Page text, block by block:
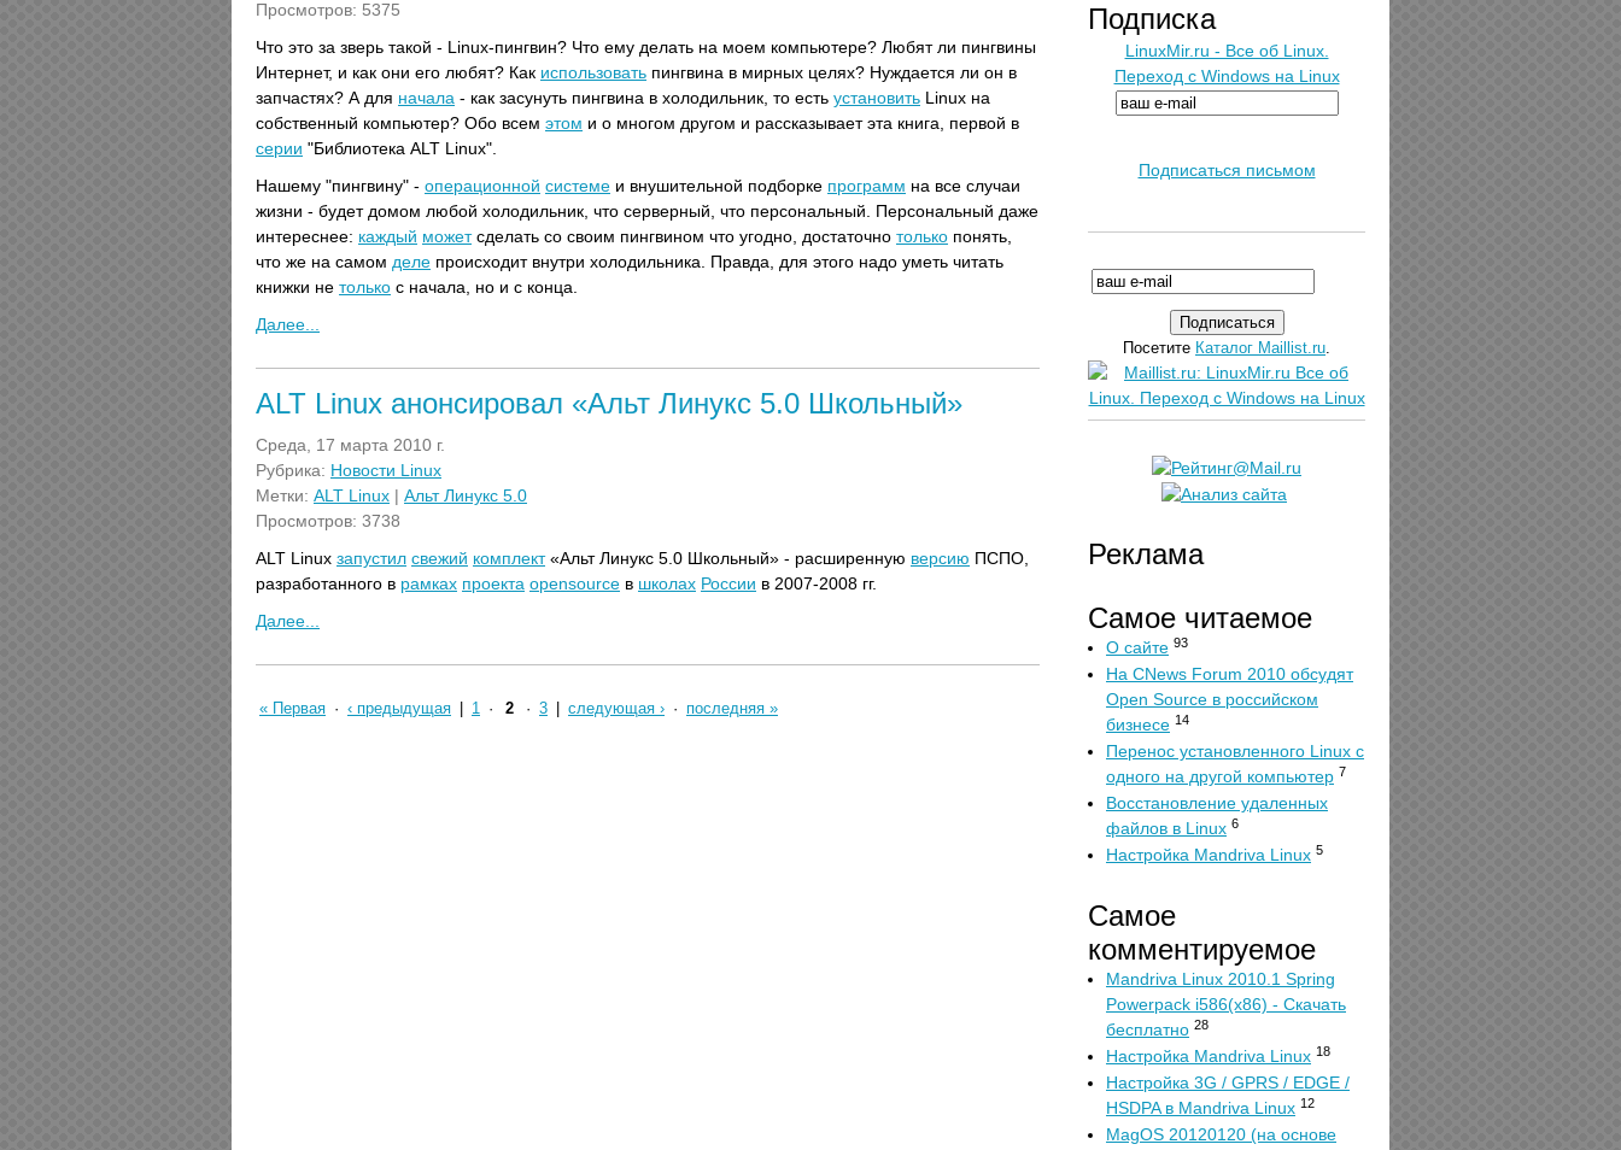
Просмотров: 5375
Что это за зверь такой - Linux-пингвин? Что ему делать на моем компьютере? Любят ли пингвины
Интернет, и как они его любят? Как использовать пингвина в мирных целях? Нуждается ли он в
запчастях? А для начала - как засунуть пингвина в холодильник, то есть установить Linux на
собственный компьютер? Обо всем этом и о многом другом и рассказывает эта книга, первой в
серии "Библиотека ALT Linux".
Нашему "пингвину" - операционной системе и внушительной подборке программ на все случаи
жизни - будет домом любой холодильник, что серверный, что персональный. Персональный даже
интереснее: каждый можетсделать со своим пингвином что угодно, достаточно только понять,
что же на самом деле происходит внутри холодильника. Правда, для этого надо уметь читать
книжки не только с начала, но и с конца.
Далее...
ALT Linux анонсировал «Альт Линукс 5.0 Школьный»
Среда, 17 марта 2010 г.
Рубрика: Новости Linux
Метки: ALT Linux | Альт Линукс 5.0
Просмотров: 3738
ALT Linux запустил свежий комплект«Альт Линукс 5.0 Школьный» - расширенную версию ПСПО,
разработанного в рамках проекта opensource в школах России в 2007-2008 гг.
Далее...
« Первая · ‹ предыдущая 1 · 2 · 3 следующая › · последняя »
Подписка
LinuxMir.ru - Все об Linux.
Переход с Windows на Linux
Подписаться письмом
Посетите Каталог Maillist.ru.
Реклама
Самое читаемое
О сайте 93
На CNews Forum 2010 обсудят
Open Source в российском
бизнесе 14
Перенос установленного Linux с
одного на другой компьютер 7
Восстановление удаленных
файлов в Linux 6
Настройка Mandriva Linux 5
Самое
комментируемое
Mandriva Linux 2010.1 Spring
Powerpack i586(x86) - Скачать
бесплатно 28
Настройка Mandriva Linux 18
Настройка 3G / GPRS / EDGE /
HSDPA в Mandriva Linux 12
MagOS 20120120 (на основе